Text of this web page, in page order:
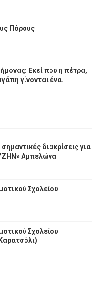
Πόρους
Εκεί που η πέτρα,
γίνονται ένα.
διακρίσεις για
Αμπελώνα
Σχολείου
Σχολείου